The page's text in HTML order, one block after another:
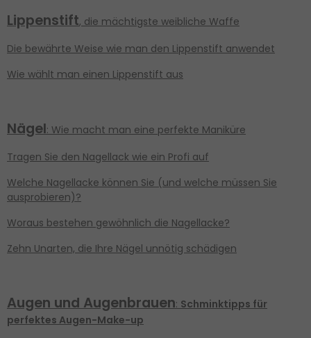
Lippenstift, die mächtigste weibliche Waffe
Die bewährte Weise wie man den Lippenstift anwendet
Wie wählt man einen Lippenstift aus
Nägel: Wie macht man eine perfekte Maniküre
Tragen Sie den Nagellack wie ein Profi auf
Welche Nagellacke können Sie (und welche müssen Sie
ausprobieren)?
Woraus bestehen gewöhnlich die Nagellacke?
Zehn Unarten, die Ihre Nägel unnötig schädigen
Augen und Augenbrauen: Schminktipps für
perfektes Augen-Make-up